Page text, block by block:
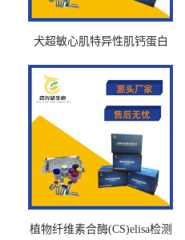
犬超敏心肌特异性肌钙蛋白
植物纤维素合酶(CS)elisa检测